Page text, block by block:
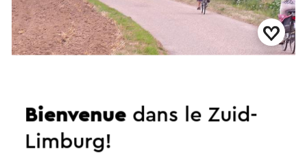
Wittem
Bienvenuedans le Zuid-
Limburg!